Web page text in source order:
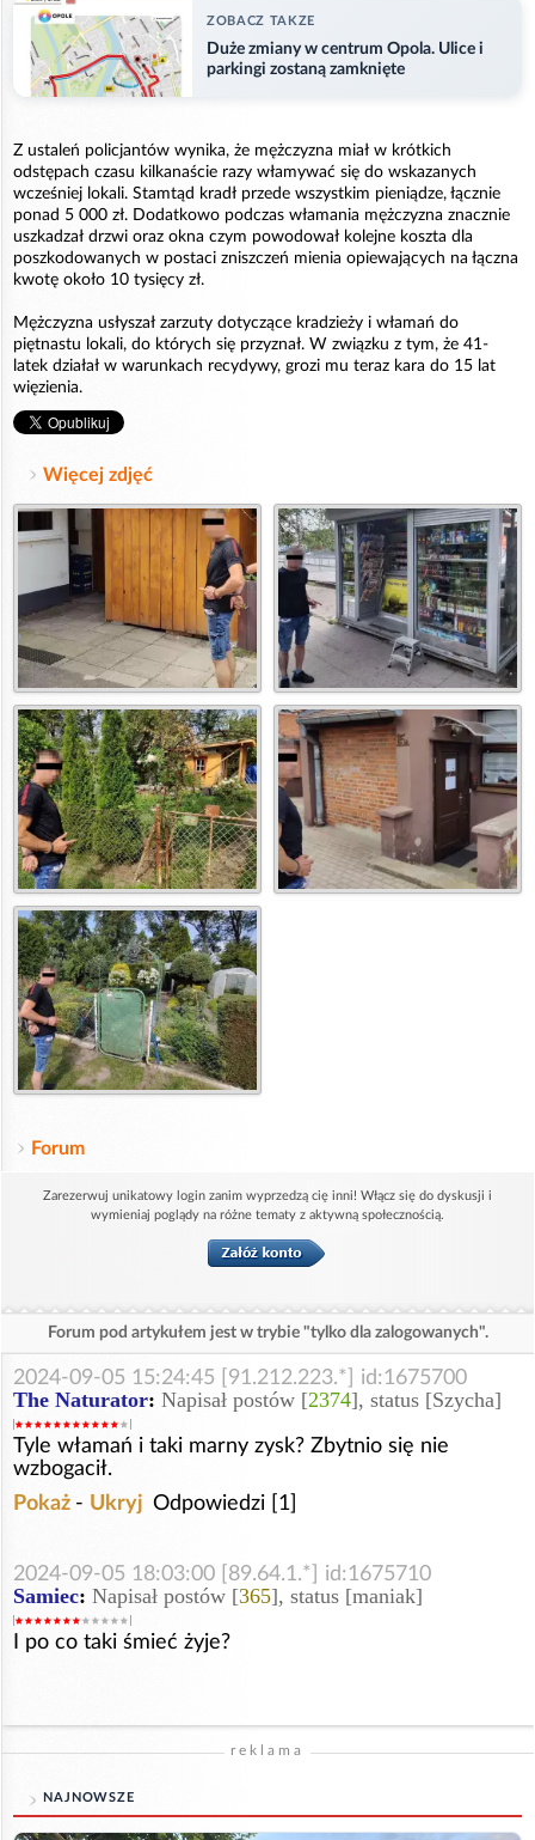
ZOBACZ TAKZE
Duże zmiany w centrum Opola. Ulice i
parkingi zostaną zamknięte
Z ustaleń policjantów wynika, że mężczyzna miał w krótkich
odstępach czasu kilkanaście razy włamywać się do wskazanych
wcześniej lokali. Stamtąd kradł przede wszystkim pieniądze, łącznie
ponad 5 000 zł. Dodatkowo podczas włamania mężczyzna znacznie
uszkadzał drzwi oraz okna czym powodował kolejne koszta dla
poszkodowanych w postaci zniszczeń mienia opiewających na łączna
kwotę około 10 tysięcy zł.
Mężczyzna usłyszał zarzuty dotyczące kradzieży i włamań do
piętnastu lokali, do których się przyznał. W związku z tym, że 41-
latek działał w warunkach recydywy, grozi mu teraz kara do 15 lat
więzienia.
Więcej zdjęć
Forum
Zarezerwuj unikatowy login zanim wyprzedzą cię inni! Włącz się do dyskusji i
wymieniaj poglądy na różne tematy z aktywną społecznością.
Forum pod artykułem jest w trybie "tylko dla zalogowanych".
2024-09-05 15:24:45 [91.212.223.*] id:1675700
The Naturator: Napisał postów [2374], status [Szycha]
Tyle włamań i taki marny zysk? Zbytnio się nie
wzbogacił.
Pokaż - Ukryj Odpowiedzi [1]
2024-09-05 18:03:00 [89.64.1.*] id:1675710
Samiec: Napisał postów [365], status [maniak]
I po co taki śmieć żyje?
reklama
NAJNOWSZE